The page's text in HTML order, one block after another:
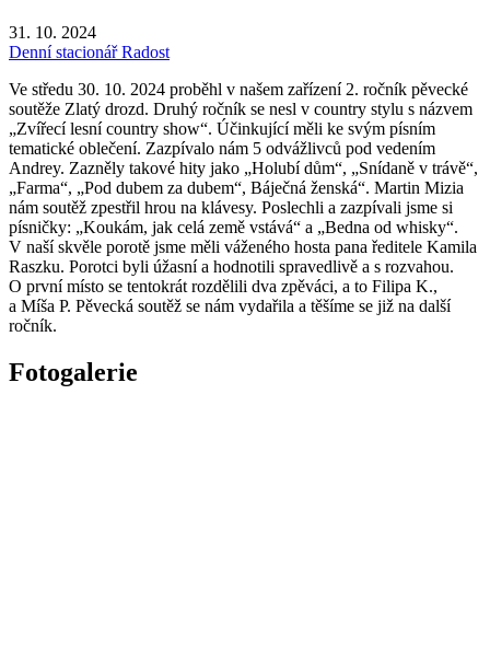
31. 10. 2024
Denní stacionář Radost
Ve středu 30. 10. 2024 proběhl v našem zařízení 2. ročník pěvecké
soutěže Zlatý drozd. Druhý ročník se nesl v country stylu s názvem
„Zvířecí lesní country show“. Účinkující měli ke svým písním
tematické oblečení. Zazpívalo nám 5 odvážlivců pod vedením
Andrey. Zazněly takové hity jako „Holubí dům“, „Snídaně v trávě“,
„Farma“, „Pod dubem za dubem“, Báječná ženská“. Martin Mizia
nám soutěž zpestřil hrou na klávesy. Poslechli a zazpívali jsme si
písničky: „Koukám, jak celá země vstává“ a „Bedna od whisky“.
V naší skvěle porotě jsme měli váženého hosta pana ředitele Kamila
Raszku. Porotci byli úžasní a hodnotili spravedlivě a s rozvahou.
O první místo se tentokrát rozdělili dva zpěváci, a to Filipa K.,
a Míša P. Pěvecká soutěž se nám vydařila a těšíme se již na další
ročník.
Fotogalerie